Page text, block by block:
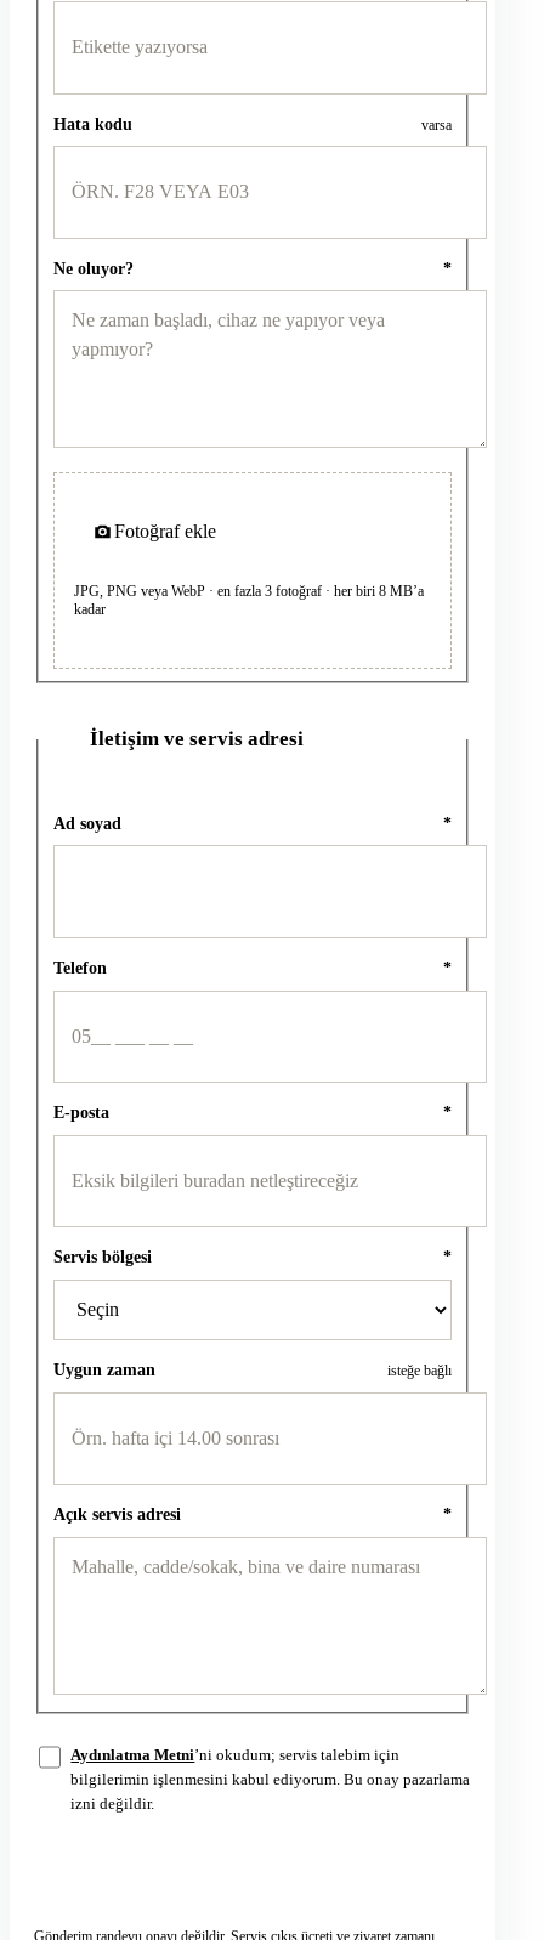
Hata kodu varsa
Ne oluyor? *
Fotoğraf ekle
JPG, PNG veya WebP · en fazla 3 fotoğraf · her biri 8 MB’a
kadar
İletişim ve servis adresi
Ad soyad *
Telefon *
E-posta *
Servis bölgesi *
Uygun zaman isteğe bağlı
Açık servis adresi *
Aydınlatma Metni’ni okudum; servis talebim için
bilgilerimin işlenmesini kabul ediyorum. Bu onay pazarlama
izni değildir.
Gönderim randevu onayı değildir. Servis çıkış ücreti ve ziyaret zamanı